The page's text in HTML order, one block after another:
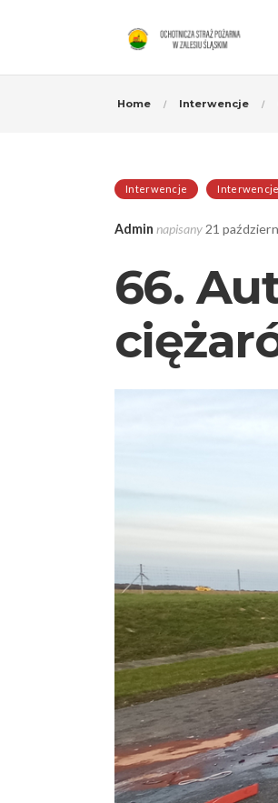
Home Interwencje
Interwencje
Admin napisany21
66.